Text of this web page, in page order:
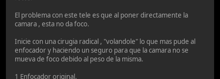
El problema con este tele es que al poner directamente la
camara , esta no da foco.
Inicie con una cirugia radical , "volandole" lo que mas pude al
enfocador y haciendo un seguro para que la camara no se
mueva de foco debido al peso de la misma.
1 Enfocador original.